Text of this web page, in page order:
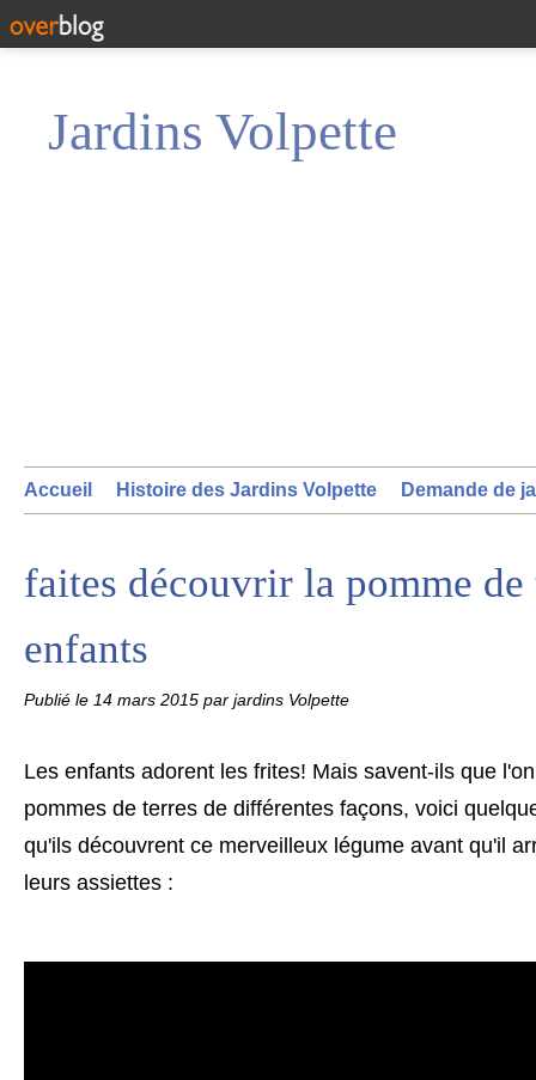
Jardins Volpette
Accueil Histoire des Jardins Volpette Demande de
faites découvrir la pomme de
enfants
Publié le 14 mars 2015 par jardins Volpette
Les enfants adorent les frites! Mais savent-ils que
pommes de terres de différentes façons, voici
qu'ils découvrent ce merveilleux légume avant qu'il
leurs assiettes :